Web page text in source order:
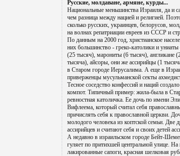
Русские, молдаване, армяне, курды...
Национальные меньшинства Израиля, да и
чем разница между нацией и религией.
сколько русских, украинцев, белорусов,
на волнах репатриации евреев из СССР и
По данным на 2000 год, христианское
них большинство - греко-католики и
(25 тысяч), марониты (6 тысяч), англикане
тысяча), айсоры, они же ассирийцы (1
в Старом городе Иерусалима. А еще в
приверженцы мусульманской секты
Тесное соседство конфессий и наций
компот. Типичный пример: жила-была в
ревностная католичка. Ее дочь по имени
Вифлеема, который считал себя
причислять себя к православной церкви.
молодого человека из коптской семьи.
ассирийцев и считают себя и своих детей
А недавно в израильском городе Бейт-
гуляет по притихшей центральной улице.
лакированные сапоги, красная шелковая